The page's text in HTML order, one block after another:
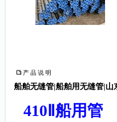
产 品 说 明
船舶无缝管|船舶用无缝管|山
410Ⅱ船用管